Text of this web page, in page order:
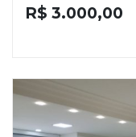
R$ 3.000,00